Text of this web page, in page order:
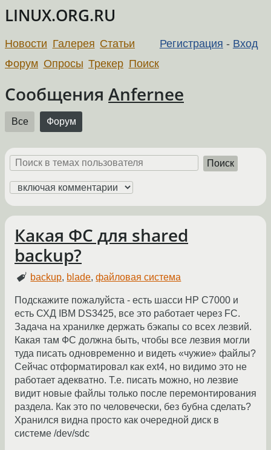
LINUX.ORG.RU
Регистрация - Вход
Новости Галерея Статьи
Форум Опросы Трекер Поиск
Сообщения Anfernee
Все Форум
Поиск
Какая ФС для shared
backup?
backup, blade,файловая система
Подскажите пожалуйста - есть шасси HP C7000 и
есть СХД IBM DS3425, все это работает через FC.
Задача на хранилке держать бэкапы со всех лезвий.
Какая там ФС должна быть, чтобы все лезвия могли
туда писать одновременно и видеть «чужие» файлы?
Сейчас отформатировал как ext4, но видимо это не
работает адекватно. Т.е. писать можно, но лезвие
видит новые файлы только после перемонтирования
раздела. Как это по человечески, без бубна сделать?
Хранился видна просто как очередной диск в
системе /dev/sdc